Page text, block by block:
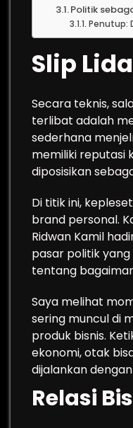
Politik
Penutup:
Slip
Secara teknis,
terlibat adalah
sederhana
memiliki reputasi
diposisikan
Di titik ini,
brand personal.
Ridwan Kamil
pasar politik
tentang
Saya melihat
sering muncul di
produk bisnis.
ekonomi, otak
dijalankan
Relasi